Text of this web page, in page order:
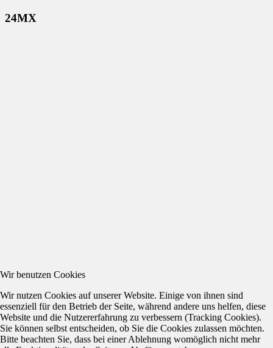
24MX
Wir benutzen Cookies
Wir nutzen Cookies auf unserer Website. Einige von ihnen sind
essenziell für den Betrieb der Seite, während andere uns helfen, diese
Website und die Nutzererfahrung zu verbessern (Tracking Cookies).
Sie können selbst entscheiden, ob Sie die Cookies zulassen möchten.
Bitte beachten Sie, dass bei einer Ablehnung womöglich nicht mehr